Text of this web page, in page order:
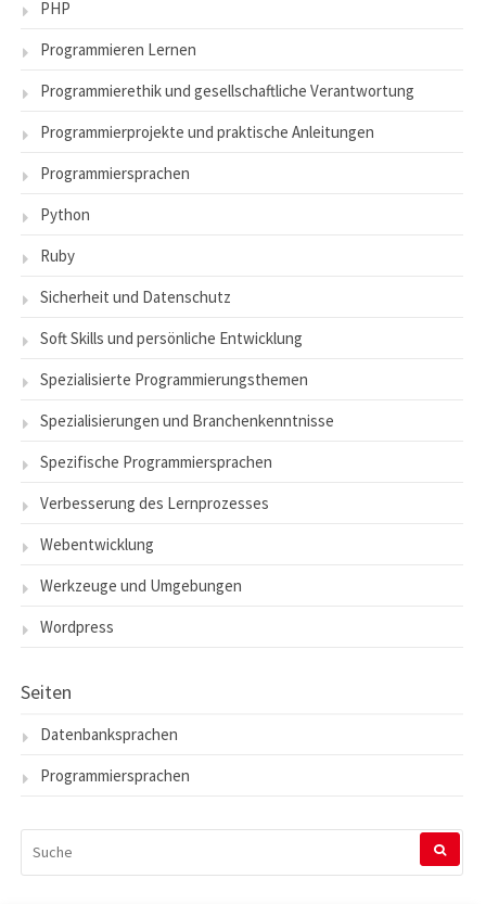
PHP
Programmieren Lernen
Programmierethik und gesellschaftliche Verantwortung
Programmierprojekte und praktische Anleitungen
Programmiersprachen
Python
Ruby
Sicherheit und Datenschutz
Soft Skills und persönliche Entwicklung
Spezialisierte Programmierungsthemen
Spezialisierungen und Branchenkenntnisse
Spezifische Programmiersprachen
Verbesserung des Lernprozesses
Webentwicklung
Werkzeuge und Umgebungen
Wordpress
Seiten
Datenbanksprachen
Programmiersprachen
NACH: